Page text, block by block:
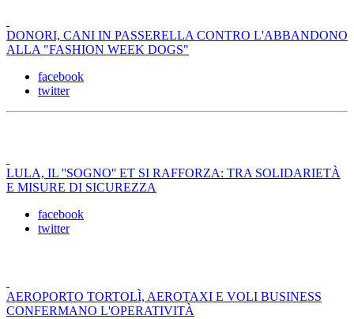
DONORI, CANI IN PASSERELLA CONTRO L'ABBANDONO
ALLA "FASHION WEEK DOGS"
facebook
twitter
LULA, IL ''SOGNO'' ET SI RAFFORZA: TRA SOLIDARIETÀ
E MISURE DI SICUREZZA
facebook
twitter
AEROPORTO TORTOLÌ, AEROTAXI E VOLI BUSINESS
CONFERMANO L'OPERATIVITÀ